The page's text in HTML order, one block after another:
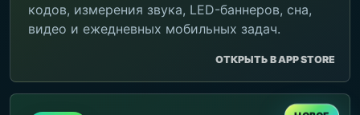
кодов, измерения звука, LED-баннеров, сна,
видео и ежедневных мобильных задач.
ОТКРЫТЬ В APP STORE